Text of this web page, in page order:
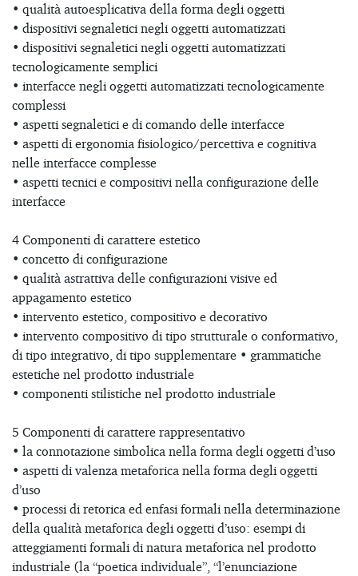
• qualità autoesplicativa della forma degli oggetti
• dispositivi segnaletici negli oggetti automatizzati
• dispositivi segnaletici negli oggetti automatizzati
tecnologicamente semplici
• interfacce negli oggetti automatizzati tecnologicamente
complessi
• aspetti segnaletici e di comando delle interfacce
• aspetti di ergonomia fisiologico/percettiva e cognitiva
nelle interfacce complesse
• aspetti tecnici e compositivi nella configurazione delle
interfacce
4 Componenti di carattere estetico
• concetto di configurazione
• qualità astrattiva delle configurazioni visive ed
appagamento estetico
• intervento estetico, compositivo e decorativo
• intervento compositivo di tipo strutturale o conformativo,
di tipo integrativo, di tipo supplementare • grammatiche
estetiche nel prodotto industriale
• componenti stilistiche nel prodotto industriale
5 Componenti di carattere rappresentativo
• la connotazione simbolica nella forma degli oggetti d’uso
• aspetti di valenza metaforica nella forma degli oggetti
d’uso
• processi di retorica ed enfasi formali nella determinazione
della qualità metaforica degli oggetti d’uso: esempi di
atteggiamenti formali di natura metaforica nel prodotto
industriale (la “poetica individuale”, “l’enunciazione